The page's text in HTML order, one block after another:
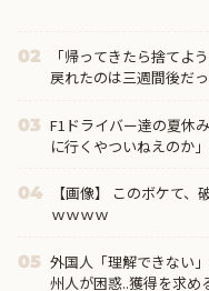
02
「帰ってきたら捨てよ
戻れたのは三週間後だ
03 F1ドライバー達の夏休
に行くやついねえのか
04
【画像】 このボケて
ｗｗｗｗ
05 外国人「理解できない
州人が困惑..獲得を求め